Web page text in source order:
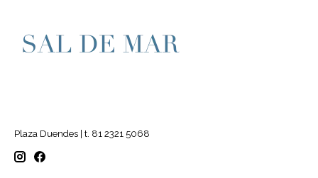
Plaza Duendes | t. 81 2321 5068